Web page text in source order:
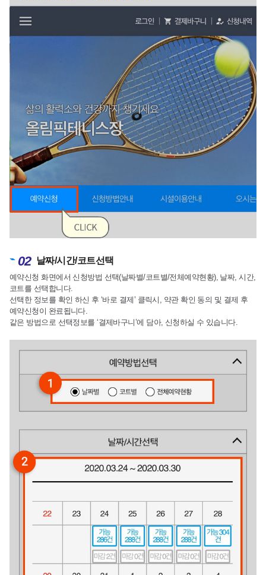
02 날짜/시간/코트선택
예약신청 화면에서 신청방법 선택(날짜별/코트별/전체예약현황), 날짜, 시간,
코트를 선택합니다.
선택한 정보를 확인 하신 후 ‘바로 결제’ 클릭시, 약관 확인 동의 및 결제 후
예약신청이 완료됩니다.
같은 방법으로 선택정보를 ‘결제바구니’에 담아, 신청하실 수 있습니다.